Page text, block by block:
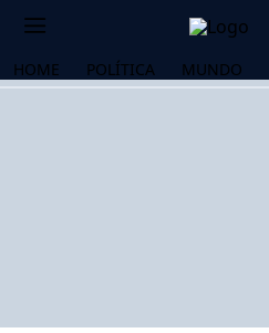
HOME POLÍTICA MUNDO